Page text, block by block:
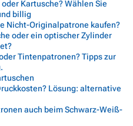
Kartusche? Wählen Sie
billig
Nicht-Originalpatrone kaufen?
oder ein optischer Zylinder
Tintenpatronen? Tipps zur
Lösung: alternative
auch beim Schwarz-Weiß-